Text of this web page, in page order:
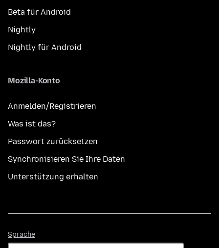
Beta für Android
Nightly
Nightly für Android
Mozilla-Konto
Anmelden/Registrieren
Was ist das?
Passwort zurücksetzen
Synchronisieren Sie Ihre Daten
Unterstützung erhalten
Sprache